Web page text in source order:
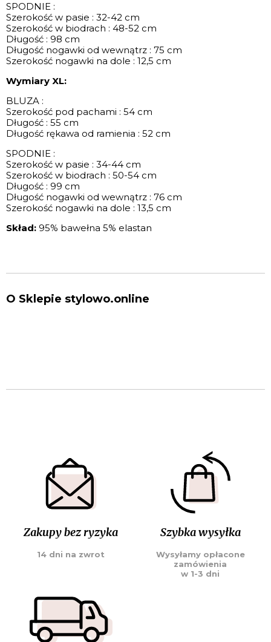
SPODNIE :
Szerokość w pasie : 32-42 cm
Szerokość w biodrach : 48-52 cm
Długość : 98 cm
Długość nogawki od wewnątrz : 75 cm
Szerokość nogawki na dole : 12,5 cm
Wymiary XL:
BLUZA :
Szerokość pod pachami : 54 cm
Długość : 55 cm
Długość rękawa od ramienia : 52 cm
SPODNIE :
Szerokość w pasie : 34-44 cm
Szerokość w biodrach : 50-54 cm
Długość : 99 cm
Długość nogawki od wewnątrz : 76 cm
Szerokość nogawki na dole : 13,5 cm
Skład: 95% bawełna 5% elastan
O Sklepie stylowo.online
Zakupy bez ryzyka
14 dni na zwrot
Szybka wysyłka
Wysyłamy opłacone
zamówienia
w 1-3 dni